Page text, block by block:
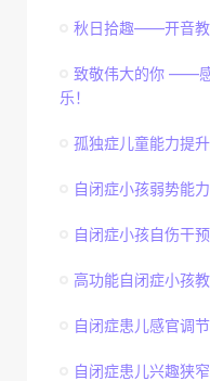
秋日拾趣——开音教
致敬伟大的你 ——
乐！
孤独症儿童能力提
自闭症小孩弱势能
自闭症小孩自伤干
高功能自闭症小孩
自闭症患儿感官调
自闭症患儿兴趣狭